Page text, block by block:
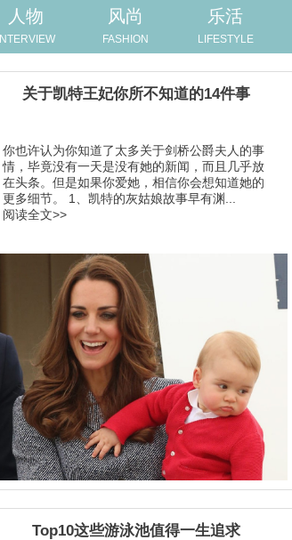
人物
INTERVIEW
风尚
FASHION
乐活
LIFESTYLE
关于凯特王妃你所不知道的14件事
你也许认为你知道了太多关于剑桥公爵夫人的事
情，毕竟没有一天是没有她的新闻，而且几乎放
在头条。但是如果你爱她，相信你会想知道她的
更多细节。 1、凯特的灰姑娘故事早有渊...
阅读全文>>
Top10这些游泳池值得一生追求